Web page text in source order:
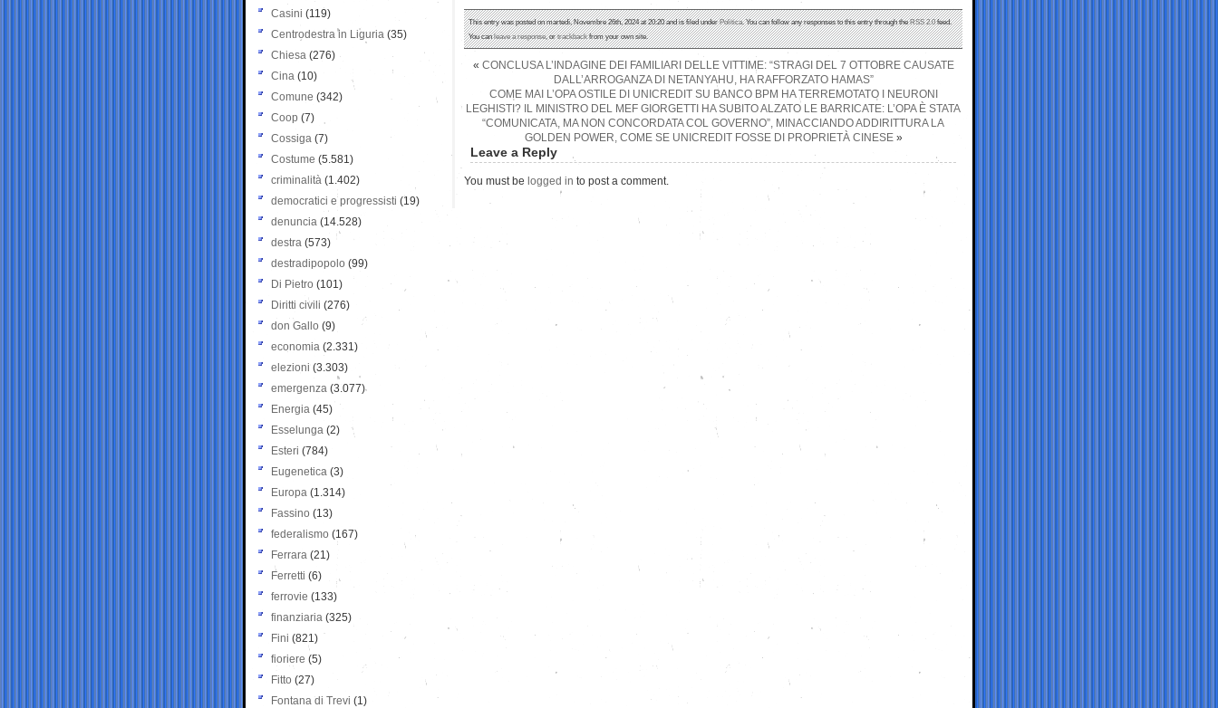
This entry was posted on martedì, Novembre 26th, 2024 at 20:20 and is filed underPolitica. You can follow any responses to this entry through theRSS 2.0feed.
You canleave a response, ortrackbackfrom your own site.
« CONCLUSA L’INDAGINE DEI FAMILIARI DELLE VITTIME: “STRAGI DEL 7 OTTOBRE CAUSATE
DALL’ARROGANZA DI NETANYAHU, HA RAFFORZATO HAMAS”
COME MAI L’OPA OSTILE DI UNICREDIT SU BANCO BPM HA TERREMOTATO I NEURONI
LEGHISTI? IL MINISTRO DEL MEF GIORGETTI HA SUBITO ALZATO LE BARRICATE: L’OPA È STATA
“COMUNICATA, MA NON CONCORDATA COL GOVERNO”, MINACCIANDO ADDIRITTURA LA
GOLDEN POWER, COME SE UNICREDIT FOSSE DI PROPRIETÀ CINESE»
Leave a Reply
You must be logged in to post a comment.
Casini (119)
Centrodestra in Liguria (35)
Chiesa (276)
Cina (10)
Comune (342)
Coop (7)
Cossiga (7)
Costume (5.581)
criminalità (1.402)
democratici e progressisti (19)
denuncia (14.528)
destra (573)
destradipopolo (99)
Di Pietro (101)
Diritti civili (276)
don Gallo (9)
economia (2.331)
elezioni (3.303)
emergenza (3.077)
Energia (45)
Esselunga (2)
Esteri (784)
Eugenetica (3)
Europa (1.314)
Fassino (13)
federalismo (167)
Ferrara (21)
Ferretti (6)
ferrovie (133)
finanziaria (325)
Fini (821)
fioriere (5)
Fitto (27)
Fontana di Trevi (1)